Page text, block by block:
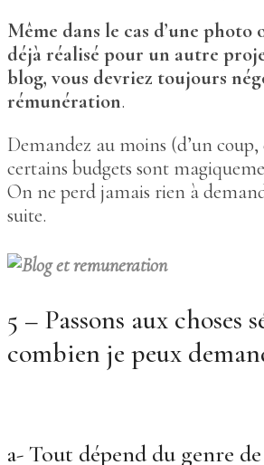
Même dans le cas d’une photo
déjà réalisé pour un autre
blog, vous devriez toujours
rémunération.
Demandez au moins (d’un
certains budgets sont
On ne perd jamais rien à
suite.
5 – Passons aux choses
combien je peux
a- Tout dépend du genre